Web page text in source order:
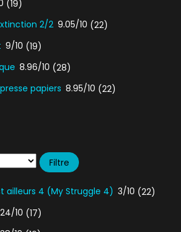
(19)
2/2 9.05/10 (22)
9/10 (19)
8.96/10 (28)
papiers 8.95/10 (22)
ailleurs 4 (My Struggle 4) 3/10 (22)
10 (17)